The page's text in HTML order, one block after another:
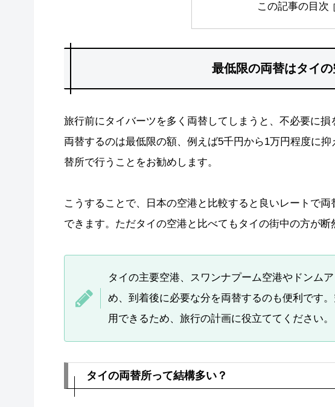
この記事の目次
最低限の両替はタイの
旅行前にタイバーツを多く両替してしまうと、不必要に
両替するのは最低限の額、例えば5千円から1万円程度に
替所で行うことをお勧めします。
こうすることで、日本の空港と比較すると良いレートで
できます。ただタイの空港と比べてもタイの街中の方が断
タイの主要空港、スワンナプーム空港やドンム
め、到着後に必要な分を両替するのも便利です
用できるため、旅行の計画に役立ててください。
タイの両替所って結構多い？